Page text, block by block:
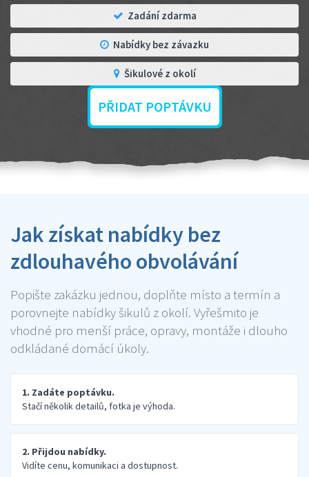
Zadání zdarma
Nabídky bez závazku
Šikulové z okolí
PŘIDAT POPTÁVKU
Jak získat nabídky bez
zdlouhavého obvolávání
Popište zakázku jednou, doplňte místo a termín a
porovnejte nabídky šikulů z okolí. Vyřešmito je
vhodné pro menší práce, opravy, montáže i dlouho
odkládané domácí úkoly.
1. Zadáte poptávku.
Stačí několik detailů, fotka je výhoda.
2. Přijdou nabídky.
Vidíte cenu, komunikaci a dostupnost.